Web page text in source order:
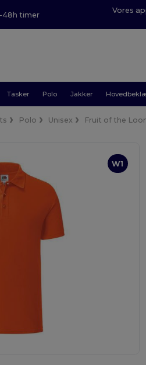
48h timer
Vores
Tasker Polo Jakker
Polo Unisex Fruit of the
W1